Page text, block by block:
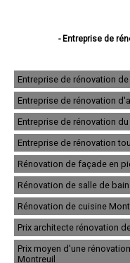
- Entreprise de
- Entreprise de
- Entreprise de
- Entreprise de
- Entreprise de
- Entreprise de
- Entreprise de
- Entreprise de
- Entreprise de
- Entreprise de
- Entreprise de
- Entreprise de
- Entreprise de
- Entreprise de
- Entreprise de
- Entreprise de
Entreprise de rénovation
Entreprise de rénovation
Entreprise de rénovation
Entreprise de rénovation
Rénovation de façade en
Rénovation de salle de
Rénovation de cuisine
Prix architecte rénovation
Prix moyen d'une
Montreuil